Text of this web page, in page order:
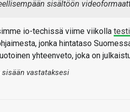
sisältöön
io-techissä viime viikolla
jonka hintataso
yhteenveto, joka on
sisään vastataksesi